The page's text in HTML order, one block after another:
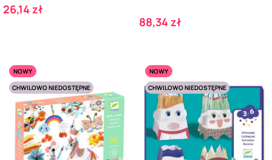
Cena
26,14 zł
Cena
88,34 zł
NOWY
CHWILOWO NIEDOSTĘPNE
NOWY
CHWILOWO NIEDOSTĘPNE